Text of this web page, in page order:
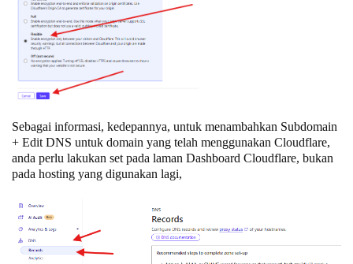
Sebagai informasi, kedepannya, untuk menambahkan Subdomain
+ Edit DNS untuk domain yang telah menggunakan Cloudflare,
anda perlu lakukan set pada laman Dashboard Cloudflare, bukan
pada hosting yang digunakan lagi,